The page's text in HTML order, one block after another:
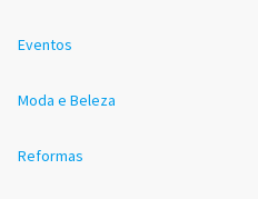
Eventos
Moda e Beleza
Reformas